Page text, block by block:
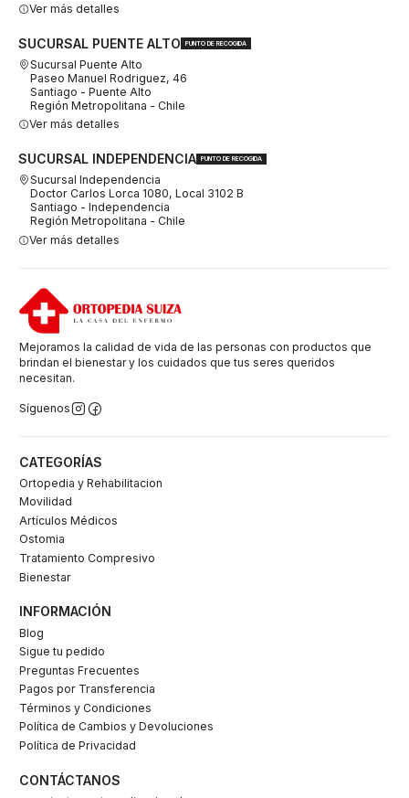
Ver más detalles
SUCURSAL PUENTE ALTO PUNTO DE RECOGIDA
Sucursal Puente Alto
Paseo Manuel Rodriguez, 46
Santiago - Puente Alto
Región Metropolitana - Chile
Ver más detalles
SUCURSAL INDEPENDENCIA PUNTO DE RECOGIDA
Sucursal Independencia
Doctor Carlos Lorca 1080, Local 3102 B
Santiago - Independencia
Región Metropolitana - Chile
Ver más detalles
Mejoramos la calidad de vida de las personas con productos que
brindan el bienestar y los cuidados que tus seres queridos
necesitan.
Síguenos
CATEGORÍAS
Ortopedia y Rehabilitacion
Movilidad
Artículos Médicos
Ostomia
Tratamiento Compresivo
Bienestar
INFORMACIÓN
Blog
Sigue tu pedido
Preguntas Frecuentes
Pagos por Transferencia
Términos y Condiciones
Política de Cambios y Devoluciones
Política de Privacidad
CONTÁCTANOS